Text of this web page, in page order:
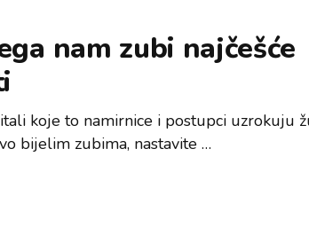
nam zubi najčešće
koje to namirnice i postupci uzrokuju
bijelim zubima, nastavite …